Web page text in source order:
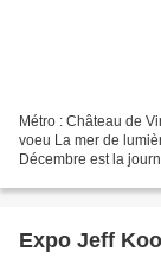
Métro : Château de
voeu La mer de
Décembre est la
Expo Jeff